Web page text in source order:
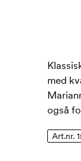
med
også
Art.nr.